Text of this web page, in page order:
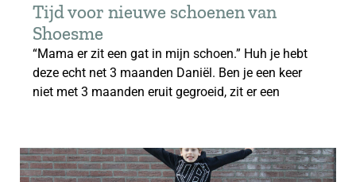
Tijd voor nieuwe schoenen van
Shoesme
“Mama er zit een gat in mijn schoen.” Huh je hebt
deze echt net 3 maanden Daniël. Ben je een keer
niet met 3 maanden eruit gegroeid, zit er een